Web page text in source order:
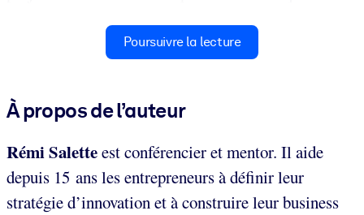
Poursuivre la lecture
À propos de l’auteur
Rémi Saletteest conférencier et mentor. Il aide
depuis 15 ans les entrepreneurs à définir leur
stratégie d’innovation et à construire leur business